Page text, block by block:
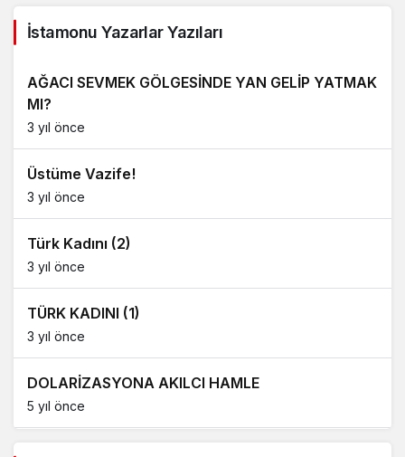
İstamonu Yazarlar Yazıları
AĞACI SEVMEK GÖLGESİNDE YAN GELİP YATMAK
MI?
3 yıl önce
Üstüme Vazife!
3 yıl önce
Türk Kadını (2)
3 yıl önce
TÜRK KADINI (1)
3 yıl önce
DOLARİZASYONA AKILCI HAMLE
5 yıl önce